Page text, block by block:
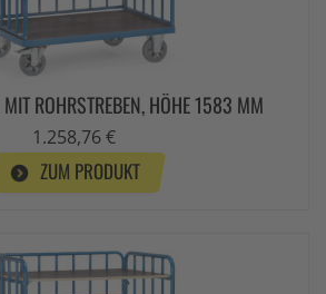
MIT ROHRSTREBEN, HÖHE 1583 MM
1.258,76 €
ZUM PRODUKT